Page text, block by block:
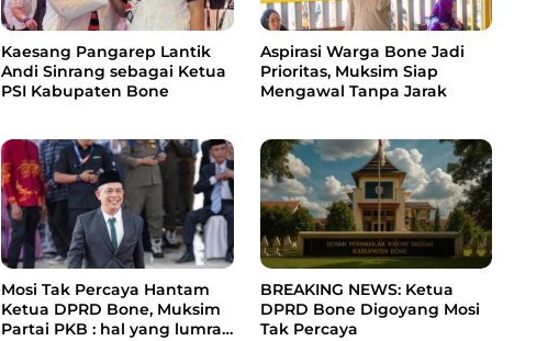
Kaesang Pangarep Lantik
Andi Sinrang sebagai Ketua
PSI Kabupaten Bone
Aspirasi Warga Bone Jadi
Prioritas, Muksim Siap
Mengawal Tanpa Jarak
Mosi Tak Percaya Hantam
Ketua DPRD Bone, Muksim
Partai PKB : hal yang lumrah
BREAKING NEWS: Ketua
DPRD Bone Digoyang Mosi
Tak Percaya